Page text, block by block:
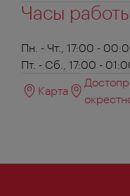
Часы
Пн. - Чт., 17:00 -
Пт. - Сб., 17:00 -
Карта